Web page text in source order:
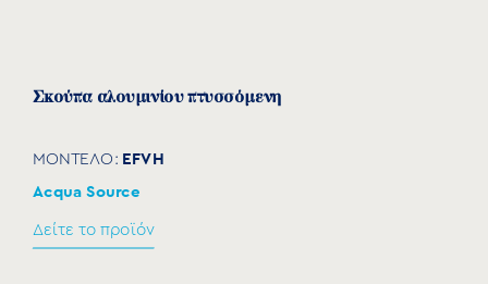
Σκούπα αλουμινίου πτυσσόμενη
ΜΟΝΤΕΛΟ: EFVH
Acqua Source
Δείτε το προϊόν